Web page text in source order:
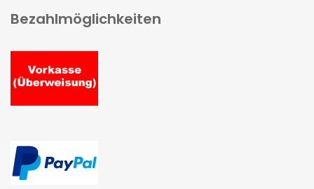
Bezahlmöglichkeiten